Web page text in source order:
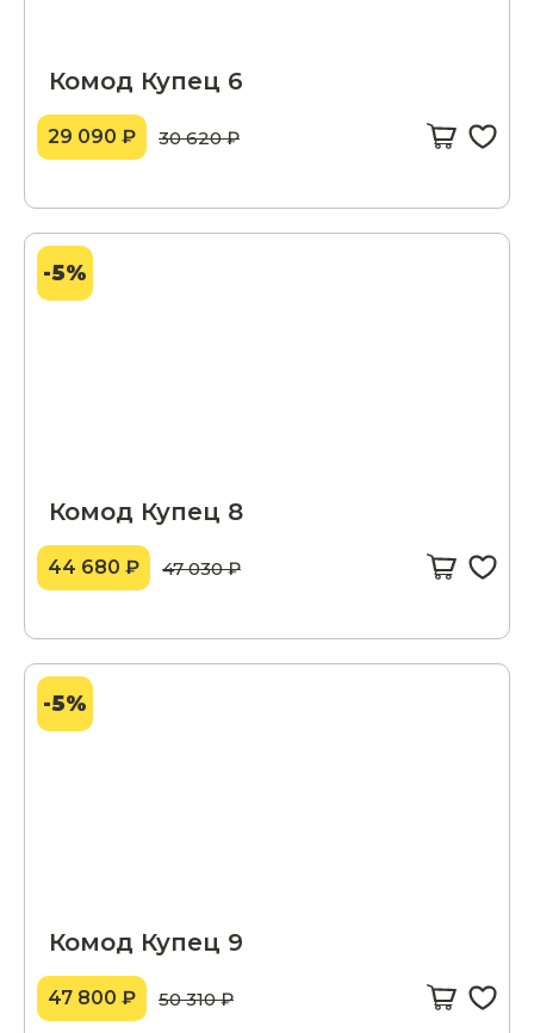
Комод Купец 6
29 090 ₽ 30 620 ₽
-5%
Комод Купец 8
44 680 ₽ 47 030 ₽
-5%
Комод Купец 9
47 800 ₽ 50 310 ₽